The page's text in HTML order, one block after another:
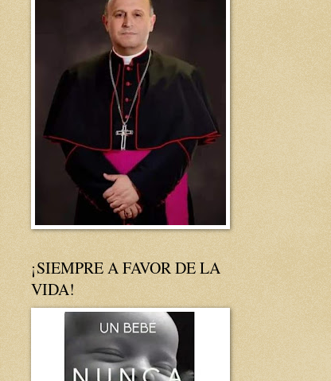
¡SIEMPRE A FAVOR DE LA
VIDA!